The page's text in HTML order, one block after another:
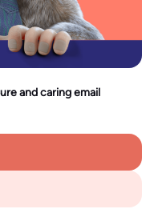
and caring email